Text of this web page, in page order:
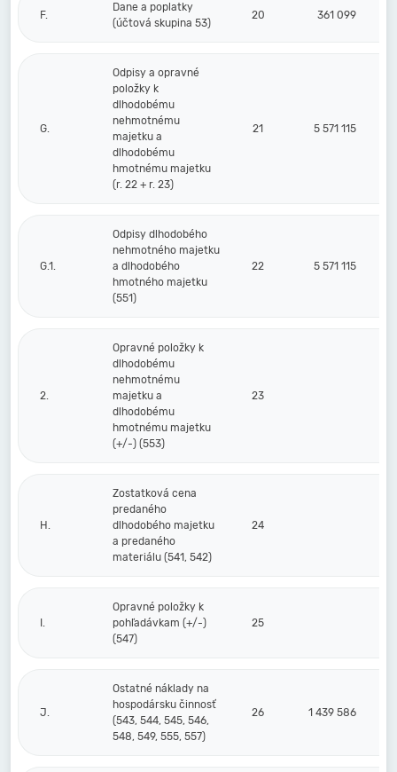
F.
Dane a poplatky
(účtová skupina 53)
20 361 099
G.
Odpisy a opravné
položky k
dlhodobému
nehmotnému
majetku a
dlhodobému
hmotnému majetku
(r. 22 + r. 23)
21 5 571 115
G.1.
Odpisy dlhodobého
nehmotného majetku
a dlhodobého
hmotného majetku
(551)
22 5 571 115
2.
Opravné položky k
dlhodobému
nehmotnému
majetku a
dlhodobému
hmotnému majetku
(+/-) (553)
23
H.
Zostatková cena
predaného
dlhodobého majetku
a predaného
materiálu (541, 542)
24
I.
Opravné položky k
pohľadávkam (+/-)
(547)
25
J.
Ostatné náklady na
hospodársku činnosť
(543, 544, 545, 546,
548, 549, 555, 557)
26 1 439 586